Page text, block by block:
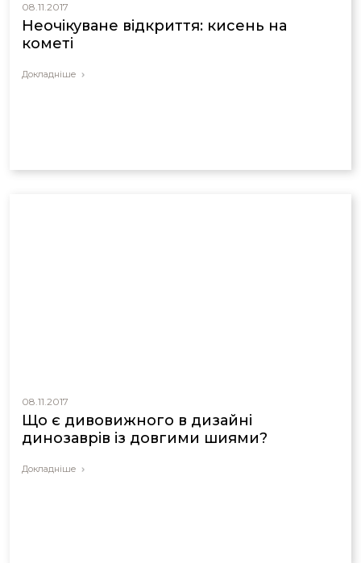
08.11.2017
Неочікуване відкриття: кисень на
кометі
Докладніше
08.11.2017
Що є дивовижного в дизайні
динозаврів із довгими шиями?
Докладніше